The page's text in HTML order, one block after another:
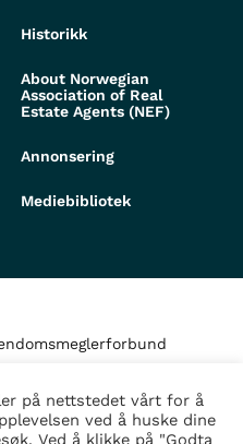
Historikk
About Norwegian
Association of Real
Estate Agents (NEF)
Annonsering
Mediebibliotek
cookies
på nettstedet vårt for å
ved å huske dine
Ved å klikke på "Godta